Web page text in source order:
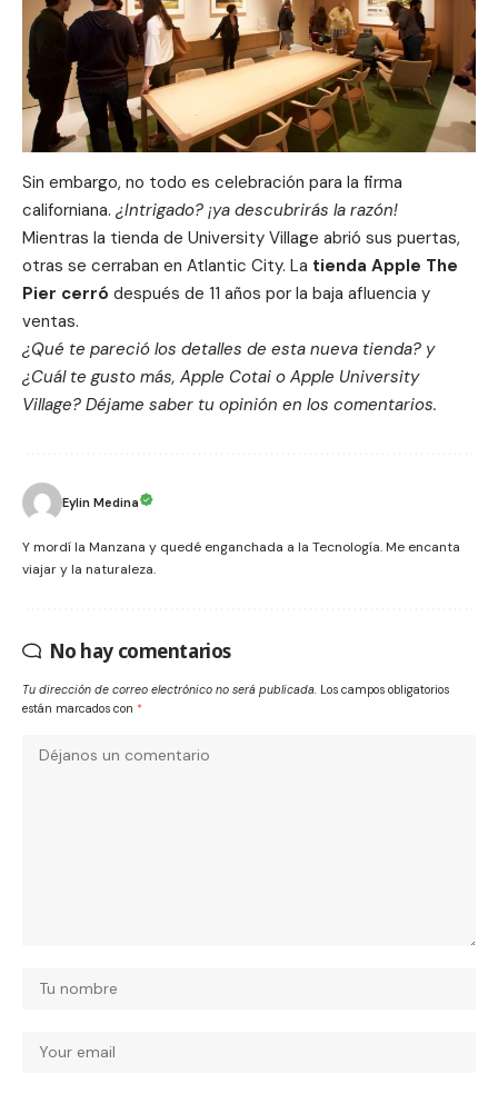
Sin embargo, no todo es celebración para la firma
californiana. ¿Intrigado? ¡ya descubrirás la razón!
Mientras la tienda de University Village abrió sus puertas,
otras se cerraban en Atlantic City. La tienda Apple The
Pier cerró después de 11 años por la baja afluencia y
ventas.
¿Qué te pareció los detalles de esta nueva tienda? y
¿Cuál te gusto más, Apple Cotai o Apple University
Village? Déjame saber tu opinión en los comentarios.
Eylin Medina
Y mordí la Manzana y quedé enganchada a la Tecnología. Me encanta
viajar y la naturaleza.
No hay comentarios
Tu dirección de correo electrónico no será publicada. Los campos obligatorios
están marcados con *